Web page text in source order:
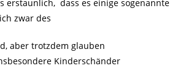
erstaunlich, dass es einige sogenannte
zwar des
aber trotzdem glauben
Kinderschänder